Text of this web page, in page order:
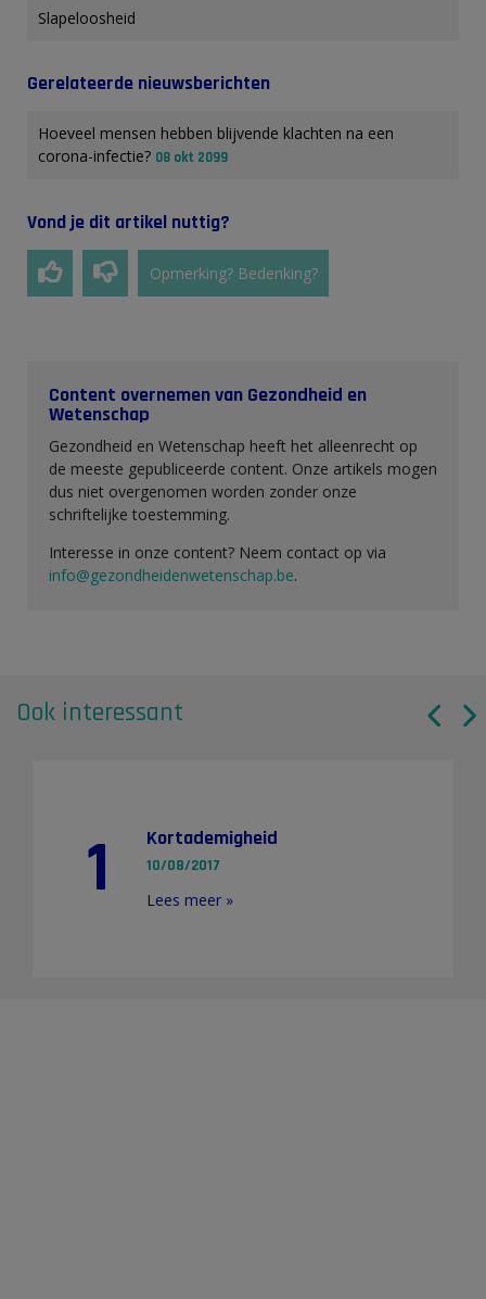
Slapeloosheid
Gerelateerde nieuwsberichten
Hoeveel mensen hebben blijvende klachten na een
corona-infectie? 08 okt 2099
Vond je dit artikel nuttig?
Opmerking? Bedenking?
Content overnemen van Gezondheid en
Wetenschap
Gezondheid en Wetenschap heeft het alleenrecht op
de meeste gepubliceerde content. Onze artikels mogen
dus niet overgenomen worden zonder onze
schriftelijke toestemming.
Interesse in onze content? Neem contact op via
info@gezondheidenwetenschap.be.
Ook interessant
1 Kortademigheid
10/08/2017
Lees meer »